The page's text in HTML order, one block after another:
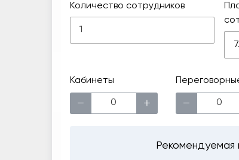
Количество сотрудников
Кабинеты
− + −